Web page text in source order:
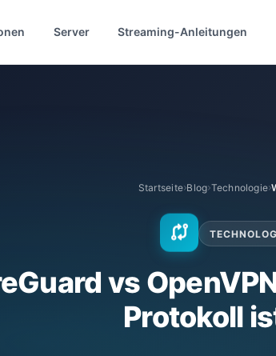
Server Streaming-Anleitungen
Startseite Blog Technologie
vs
Protokoll